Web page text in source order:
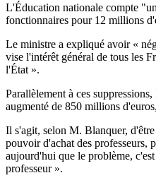
L'Éducation nationale compte
fonctionnaires pour 12 millions
Le ministre a expliqué avoir «
vise l'intérêt général de tous les
l'État ».
Parallèlement à ces
augmenté de 850 millions
Il s'agit, selon M. Blanquer,
pouvoir d'achat des professeurs,
aujourd'hui que le problème,
professeur ».